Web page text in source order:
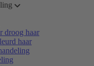
droog haar
haar